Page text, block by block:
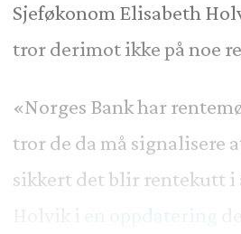
Sjeføkonom Elisabeth
tror derimot ikke på noe
«Norges Bank har
tror de da må signalisere
sikkert det blir rentekutt i
en oppdatering